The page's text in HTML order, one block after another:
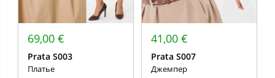
69,00 €
Prata S003
Платье
41,00 €
Prata S007
Джемпер